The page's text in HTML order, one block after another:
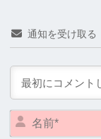
通知を受け取る